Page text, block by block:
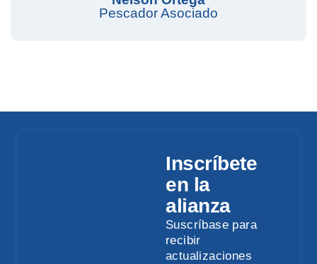
Pescador Asociado
Inscríbete
en la
alianza
Suscríbase para
recibir
actualizaciones